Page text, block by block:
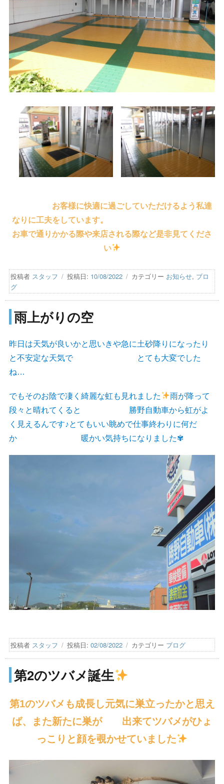
お客様に快適に過ごしていただけるよう私達
なりに工夫をしています。
お車で通りかかる際や来店される際など是非見てくださ
い
投稿者 スタッフ 投稿日: 10/08/2022 カテゴリー お知らせ, ブロ
グ
雨上がりの空
昨日は天気が良いかと思いきや急に土砂降りになったり
と不安定な天気で とても大変でした
ね…
でもそのお陰で凄く綺麗な虹も見れました
雨が降って
段々と晴れてくると 勝野自動車から虹がよ
く見えるんです♪とてもいい眺めで仕事終わりに何だ
か 暖かい気持ちになりました✾
投稿者 スタッフ 投稿日: 02/08/2022 カテゴリー ブログ
第2のツバメ誕生
第1のツバメも成長し元気に巣立ったかと思え
ば、また新たに巣が 出来てツバメがひょ
っこりと顔を覗かせていました